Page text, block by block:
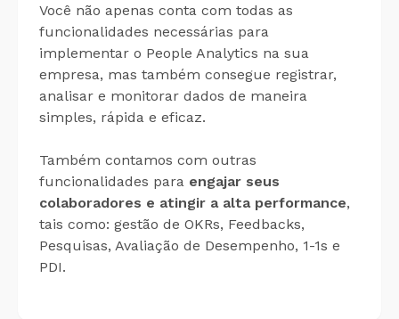
Você não apenas conta com todas as
funcionalidades necessárias para
implementar o People Analytics na sua
empresa, mas também consegue registrar,
analisar e monitorar dados de maneira
simples, rápida e eficaz.
Também contamos com outras
funcionalidades para engajar seus
colaboradores e atingir a alta performance,
tais como: gestão de OKRs, Feedbacks,
Pesquisas, Avaliação de Desempenho, 1-1s e
PDI.